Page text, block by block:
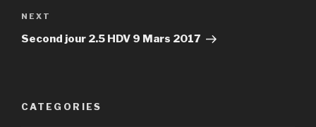
navigation
Next
Post
NEXT
Second jour 2.5 HDV 9 Mars 2017
CATEGORIES